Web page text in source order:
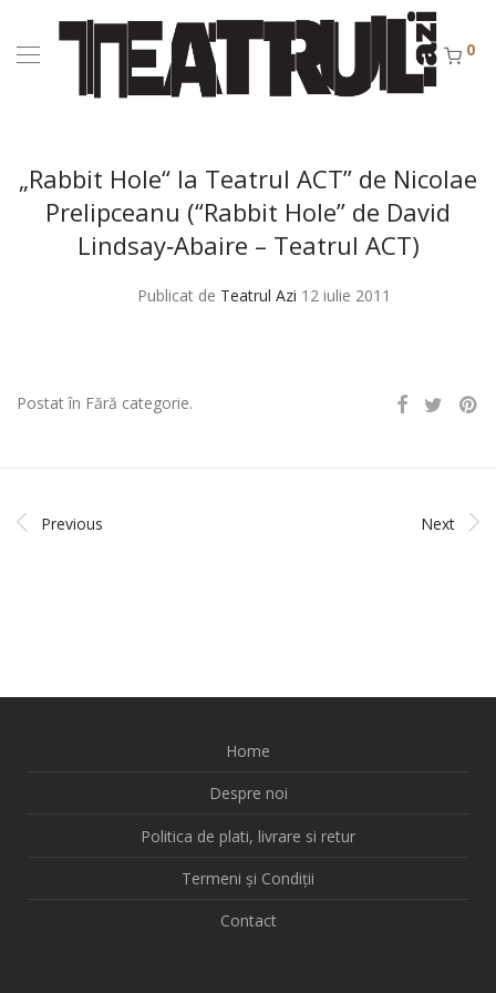
0
„Rabbit Hole“ la Teatrul ACT” de Nicolae
Prelipceanu (“Rabbit Hole” de David
Lindsay‑Abaire – Teatrul ACT)
Publicat de Teatrul Azi 12 iulie 2011
Postat în Fără categorie.
Previous Next
Home
Despre noi
Politica de plati, livrare si retur
Termeni și Condiții
Contact